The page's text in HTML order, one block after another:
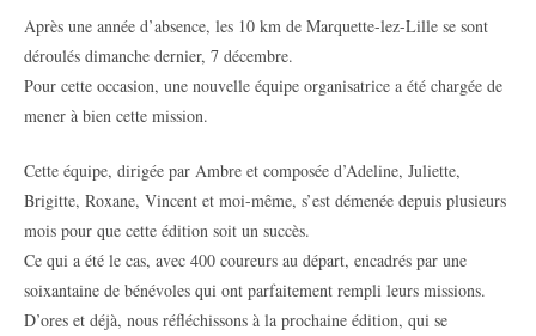
Après une année d’absence, les 10 km de Marquette-lez-Lille se sont
déroulés dimanche dernier, 7 décembre.
Pour cette occasion, une nouvelle équipe organisatrice a été chargée de
mener à bien cette mission.
Cette équipe, dirigée par Ambre et composée d’Adeline, Juliette,
Brigitte, Roxane, Vincent et moi-même, s’est démenée depuis plusieurs
mois pour que cette édition soit un succès.
Ce qui a été le cas, avec 400 coureurs au départ, encadrés par une
soixantaine de bénévoles qui ont parfaitement rempli leurs missions.
D’ores et déjà, nous réfléchissons à la prochaine édition, qui se